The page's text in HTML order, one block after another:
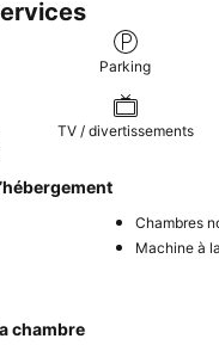
Parking
TV / divertissements
Chambres
Machine à
chambre